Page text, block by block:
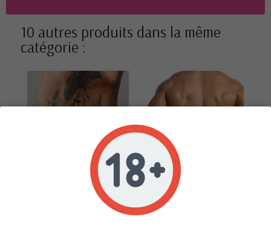
10 autres produits dans la même
catégorie :